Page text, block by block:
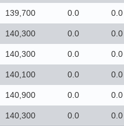
139,700 0.0 0.0
140,300 0.0 0.0
140,300 0.0 0.0
140,100 0.0 0.0
140,900 0.0 0.0
140,300 0.0 0.0